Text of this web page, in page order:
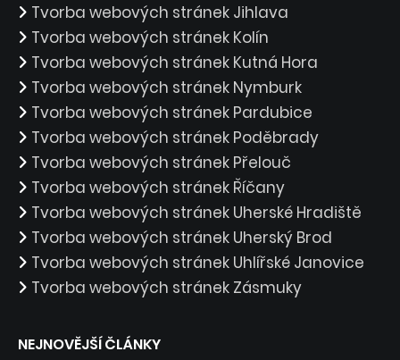
Tvorba webových stránek Jihlava
Tvorba webových stránek Kolín
Tvorba webových stránek Kutná Hora
Tvorba webových stránek Nymburk
Tvorba webových stránek Pardubice
Tvorba webových stránek Poděbrady
Tvorba webových stránek Přelouč
Tvorba webových stránek Říčany
Tvorba webových stránek Uherské Hradiště
Tvorba webových stránek Uherský Brod
Tvorba webových stránek Uhlířské Janovice
Tvorba webových stránek Zásmuky
NEJNOVĚJŠÍ ČLÁNKY